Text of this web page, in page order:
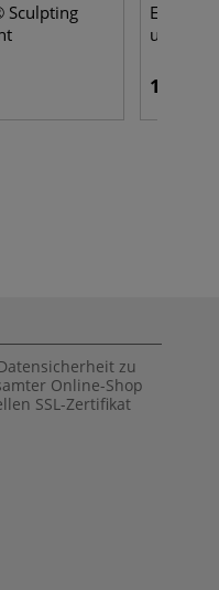
Sculpting
ESPRIT
und
16,08 €
zu
Online-Shop
SSL-Zertifikat